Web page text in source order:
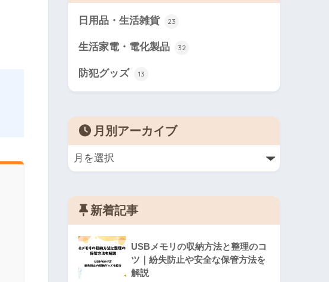
日用品・生活雑貨 23
生活家電・電化製品 32
防犯グッズ 13
月別アーカイブ
新着記事
USBメモリの収納方法と整理のコ
ツ｜紛失防止や安全な保管方法を
解説